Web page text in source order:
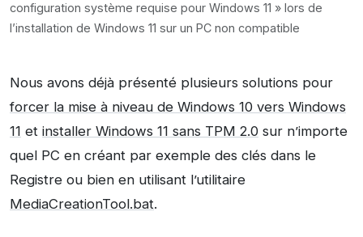
configuration système requise pour Windows 11 » lors de
l’installation de Windows 11 sur un PC non compatible
Nous avons déjà présenté plusieurs solutions pour
forcer la mise à niveau de Windows 10 vers Windows
11 et installer Windows 11 sans TPM 2.0 sur n’importe
quel PC en créant par exemple des clés dans le
Registre ou bien en utilisant l’utilitaire
MediaCreationTool.bat.